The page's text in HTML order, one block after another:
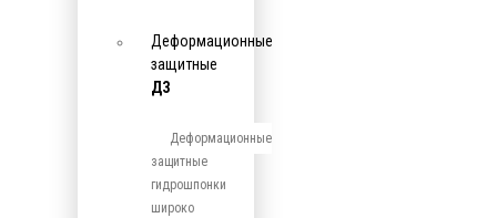
Деформационные
защитные
ДЗ
Деформационные
защитные
гидрошпонки
широко